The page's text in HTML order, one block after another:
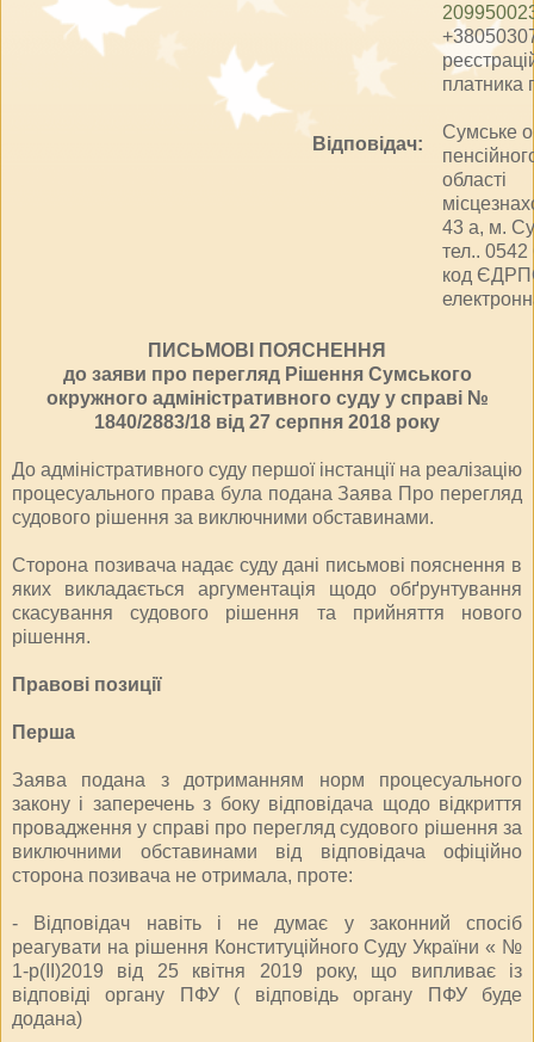
Відповідач:
платника
Сумське
області
43 а, м.
тел..
код
ПИСЬМОВІ ПОЯСНЕННЯ
до заяви про перегляд Рішення Сумського
окружного адміністративного суду у справі №
1840/2883/18 від 27 серпня 2018 року
До адміністративного суду першої інстанції на реалізацію
процесуального права була подана Заява Про перегляд
судового рішення за виключними обставинами.
Сторона позивача надає суду дані письмові пояснення в
яких викладається аргументація щодо обґрунтування
скасування судового рішення та прийняття нового
рішення.
Правові позиції
Перша
Заява подана з дотриманням норм процесуального
закону і заперечень з боку відповідача щодо відкриття
провадження у справі про перегляд судового рішення за
виключними обставинами від відповідача офіційно
сторона позивача не отримала, проте:
- Відповідач навіть і не думає у законний спосіб
реагувати на рішення Конституційного Суду України « №
1-р(ІІ)2019 від 25 квітня 2019 року, що випливає із
відповіді органу ПФУ ( відповідь органу ПФУ буде
додана)